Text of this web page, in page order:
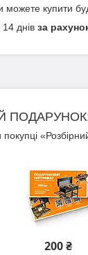
можете купити
днів за
ПОДАРУНОК
200 ₴